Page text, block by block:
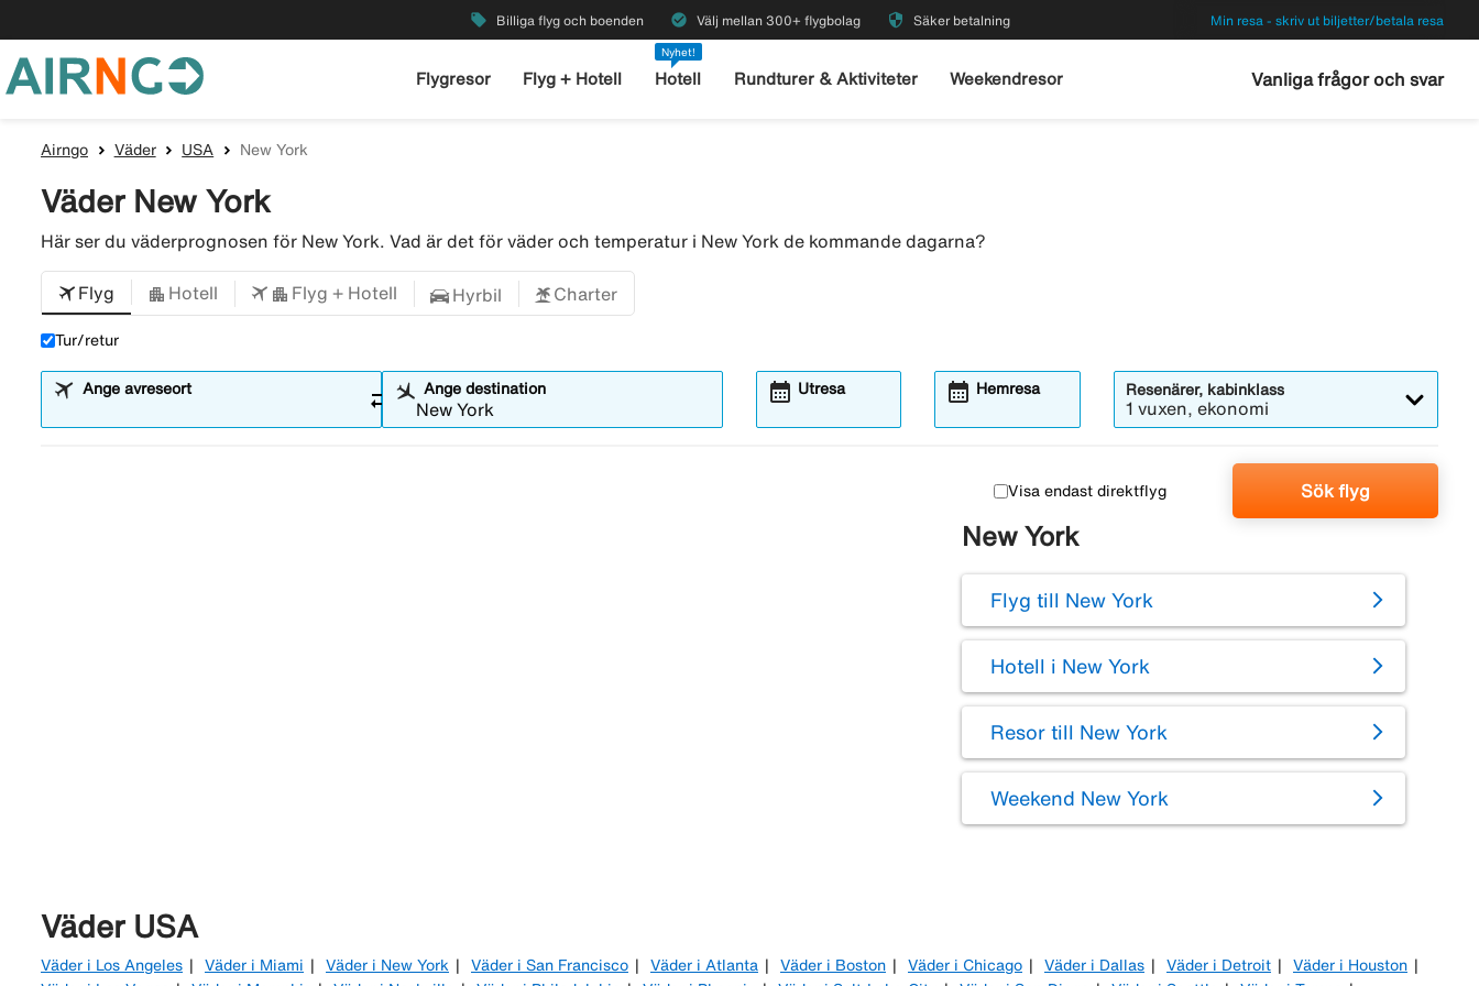
local_offer Billiga flyg och boenden check_circle Välj mellan 300+ flygbolag security Säker betalning Min resa - skriv ut biljetter/betala resa
Flygresor Flyg + Hotell
Nyhet!
Hotell Rundturer & Aktiviteter Weekendresor Vanliga frågor och svar
Airngo Väder USA New York
Väder New York
Här ser du väderprognosen för New York. Vad är det för väder och temperatur i New York de kommande dagarna?
Flyg Hotell Flyg + Hotell Hyrbil Charter
Tur/retur
Ange avreseort sync_alt Ange destination Utresa
calendar_month Hemresa
calendar_month Resenärer, kabinklass
1 vuxen, ekonomi
Visa endast direktflyg Sök flyg
New York
Flyg till New York
Hotell i New York
Resor till New York
Weekend New York
Väder USA
Väder i Los Angeles Väder i Miami Väder i New York Väder i San Francisco Väder i Atlanta Väder i Boston Väder i Chicago Väder i Dallas Väder i Detroit
Väder i Houston